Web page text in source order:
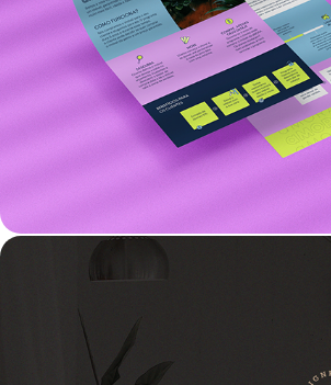
AMORA: MÍDIA DIGITAL &